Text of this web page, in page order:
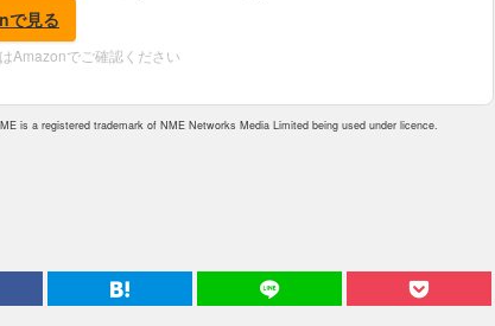
で見る
Amazonでご確認ください
is a registered trademark of NME Networks Media Limited being used under licence.